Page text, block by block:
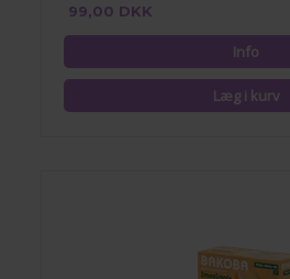
99,00 DKK